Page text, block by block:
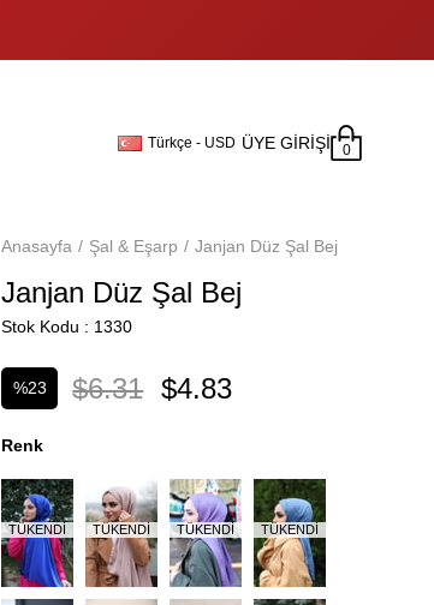
Türkçe - USD ÜYE GIRIŞI 0
Anasayfa Şal & Eşarp Janjan Düz Şal Bej
Janjan Düz Şal Bej
Stok Kodu 1330
%23 $6.31 $4.83
Renk
TÜKENDI TÜKENDI TÜKENDI TÜKENDI